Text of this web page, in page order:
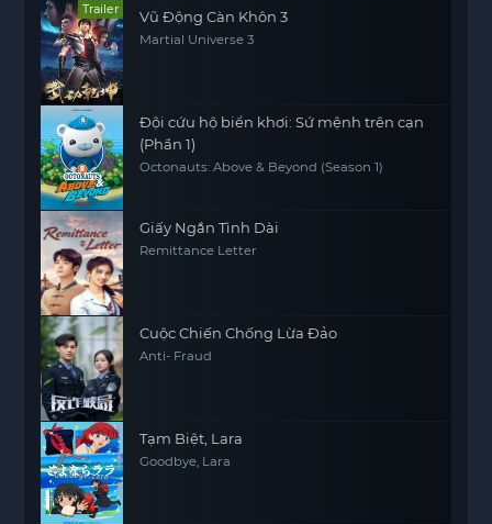
Trailer Vũ Động Càn Khôn 3
Martial Universe 3
Đội cứu hộ biển khơi: Sứ mệnh trên cạn
(Phần 1)
Octonauts: Above & Beyond (Season 1)
Giấy Ngắn Tình Dài
Remittance Letter
Cuộc Chiến Chống Lừa Đảo
Anti- Fraud
Tạm Biệt, Lara
Goodbye, Lara